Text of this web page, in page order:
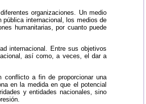
organizaciones. Un medio
internacional, los medios de
humanitarias, por cuanto puede
internacional. Entre sus objetivos
así como, a veces, el dar a
conflicto a fin de proporcionar una
en la medida en que el potencial
y entidades nacionales, sino